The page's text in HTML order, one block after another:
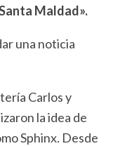
Maldad».
una noticia
Carlos y
la idea de
Sphinx. Desde